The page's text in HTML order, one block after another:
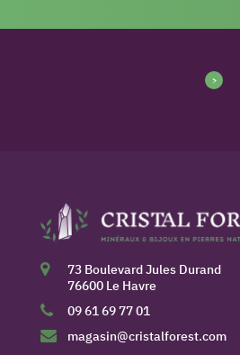
73 Boulevard Jules Durand
76600 Le Havre
09 61 69 77 01
magasin@cristalforest.com